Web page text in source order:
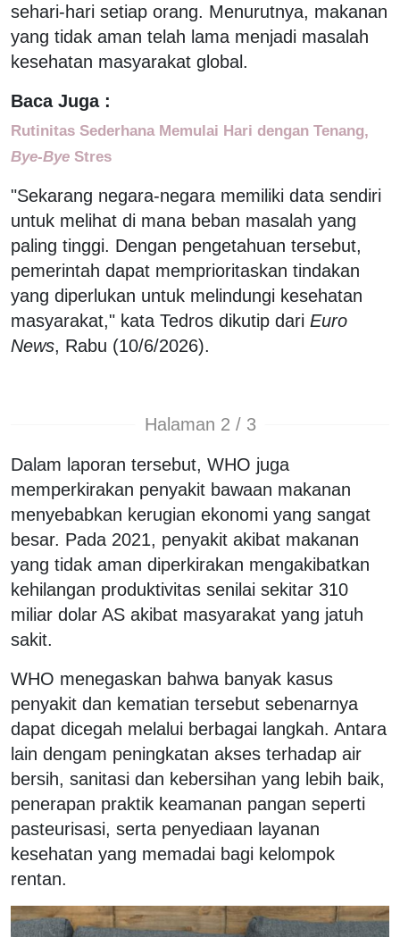
sehari-hari setiap orang. Menurutnya, makanan
yang tidak aman telah lama menjadi masalah
kesehatan masyarakat global.
Baca Juga :
Rutinitas Sederhana Memulai Hari dengan Tenang,
Bye-Bye Stres
"Sekarang negara-negara memiliki data sendiri
untuk melihat di mana beban masalah yang
paling tinggi. Dengan pengetahuan tersebut,
pemerintah dapat memprioritaskan tindakan
yang diperlukan untuk melindungi kesehatan
masyarakat," kata Tedros dikutip dari Euro
News, Rabu (10/6/2026).
Halaman 2 / 3
Dalam laporan tersebut, WHO juga
memperkirakan penyakit bawaan makanan
menyebabkan kerugian ekonomi yang sangat
besar. Pada 2021, penyakit akibat makanan
yang tidak aman diperkirakan mengakibatkan
kehilangan produktivitas senilai sekitar 310
miliar dolar AS akibat masyarakat yang jatuh
sakit.
WHO menegaskan bahwa banyak kasus
penyakit dan kematian tersebut sebenarnya
dapat dicegah melalui berbagai langkah. Antara
lain dengam peningkatan akses terhadap air
bersih, sanitasi dan kebersihan yang lebih baik,
penerapan praktik keamanan pangan seperti
pasteurisasi, serta penyediaan layanan
kesehatan yang memadai bagi kelompok
rentan.